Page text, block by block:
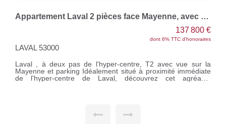
ACHAT-VENTE LAVAL Maison/Appartement hyper centre
344 800 €
dont 4.48% TTC d'honoraires
LAVAL 53000
SOGESIM vous propose une Maison / Appartement de 130
m² en triplex, située en hyper centre, secteur Rive Gauche.
Ce bien entièrement rénové avec le charme de l'ancien
wc. Au dernier étage : une pièce, un grenier. Une cour. LE